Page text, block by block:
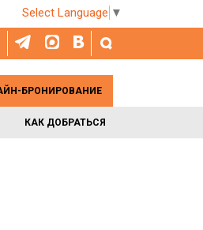
Select Language ▼
КАК ДОБРАТЬСЯ
БРОНИРОВАНИЕ